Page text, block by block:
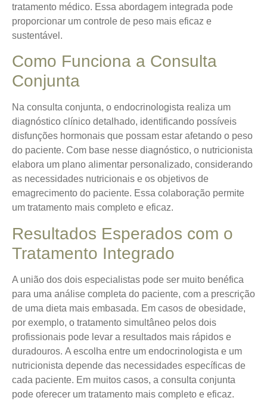
tratamento médico. Essa abordagem integrada pode
proporcionar um controle de peso mais eficaz e
sustentável.
Como Funciona a Consulta
Conjunta
Na consulta conjunta, o endocrinologista realiza um
diagnóstico clínico detalhado, identificando possíveis
disfunções hormonais que possam estar afetando o peso
do paciente. Com base nesse diagnóstico, o nutricionista
elabora um plano alimentar personalizado, considerando
as necessidades nutricionais e os objetivos de
emagrecimento do paciente. Essa colaboração permite
um tratamento mais completo e eficaz.
Resultados Esperados com o
Tratamento Integrado
A união dos dois especialistas pode ser muito benéfica
para uma análise completa do paciente, com a prescrição
de uma dieta mais embasada. Em casos de obesidade,
por exemplo, o tratamento simultâneo pelos dois
profissionais pode levar a resultados mais rápidos e
duradouros. A escolha entre um endocrinologista e um
nutricionista depende das necessidades específicas de
cada paciente. Em muitos casos, a consulta conjunta
pode oferecer um tratamento mais completo e eficaz.